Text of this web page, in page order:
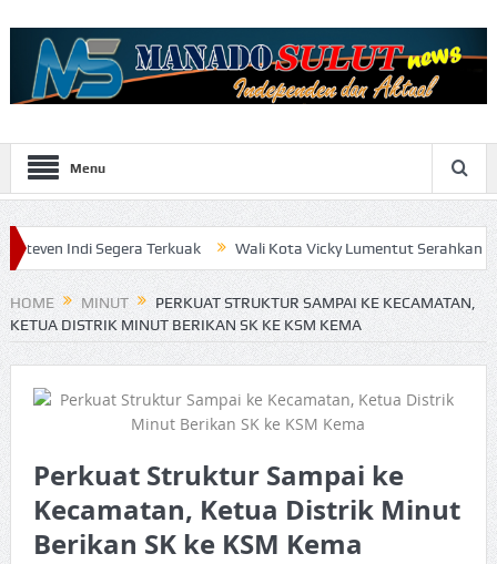
Menu
Terkuak Wali Kota Vicky Lumentut Serahkan LKPD 2019
HOME MINUT
PERKUAT STRUKTUR SAMPAI KE KECAMATAN,
KETUA DISTRIK MINUT BERIKAN SK KE KSM KEMA
Perkuat Struktur Sampai ke
Kecamatan, Ketua Distrik Minut
Berikan SK ke KSM Kema